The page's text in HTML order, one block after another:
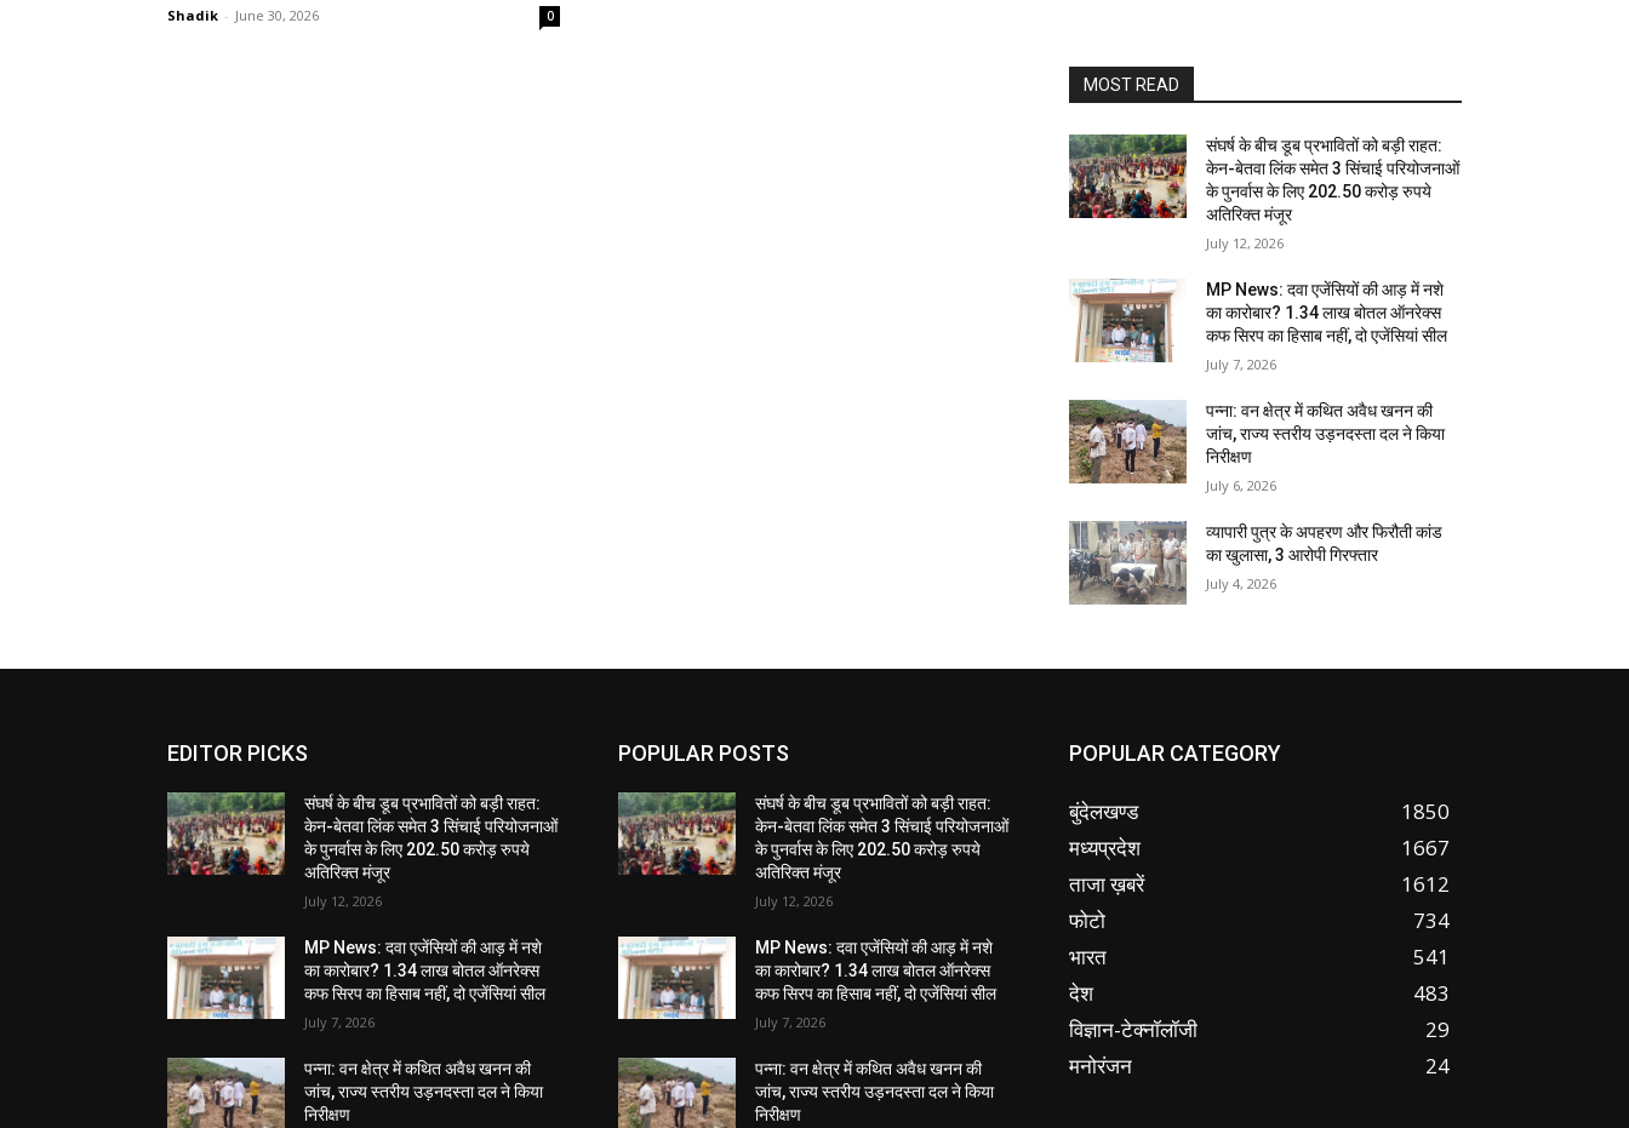
Shadik - June 30, 2026 0
MOST READ
संघर्ष के बीच डूब प्रभावितों को बड़ी राहत:
केन-बेतवा लिंक समेत 3 सिंचाई परियोजनाओं
के पुनर्वास के लिए 202.50 करोड़ रुपये
अतिरिक्त मंजूर
July 12, 2026
MP News: दवा एजेंसियों की आड़ में नशे
का कारोबार? 1.34 लाख बोतल ऑनरेक्स
कफ सिरप का हिसाब नहीं, दो एजेंसियां सील
July 7, 2026
पन्ना: वन क्षेत्र में कथित अवैध खनन की
जांच, राज्य स्तरीय उड़नदस्ता दल ने किया
निरीक्षण
July 6, 2026
व्यापारी पुत्र के अपहरण और फिरौती कांड
का खुलासा, 3 आरोपी गिरफ्तार
July 4, 2026
EDITOR PICKS
संघर्ष के बीच डूब प्रभावितों को बड़ी राहत:
केन-बेतवा लिंक समेत 3 सिंचाई परियोजनाओं
के पुनर्वास के लिए 202.50 करोड़ रुपये
अतिरिक्त मंजूर
July 12, 2026
MP News: दवा एजेंसियों की आड़ में नशे
का कारोबार? 1.34 लाख बोतल ऑनरेक्स
कफ सिरप का हिसाब नहीं, दो एजेंसियां सील
July 7, 2026
पन्ना: वन क्षेत्र में कथित अवैध खनन की
जांच, राज्य स्तरीय उड़नदस्ता दल ने किया
निरीक्षण
POPULAR POSTS
संघर्ष के बीच डूब प्रभावितों को बड़ी राहत:
केन-बेतवा लिंक समेत 3 सिंचाई परियोजनाओं
के पुनर्वास के लिए 202.50 करोड़ रुपये
अतिरिक्त मंजूर
July 12, 2026
MP News: दवा एजेंसियों की आड़ में नशे
का कारोबार? 1.34 लाख बोतल ऑनरेक्स
कफ सिरप का हिसाब नहीं, दो एजेंसियां सील
July 7, 2026
पन्ना: वन क्षेत्र में कथित अवैध खनन की
जांच, राज्य स्तरीय उड़नदस्ता दल ने किया
निरीक्षण
POPULAR CATEGORY
बुंदेलखण्ड
1850
मध्यप्रदेश
1667
ताजा ख़बरें
1612
फोटो
734
भारत
541
देश
483
विज्ञान-टेक्नॉलॉजी
29
मनोरंजन
24